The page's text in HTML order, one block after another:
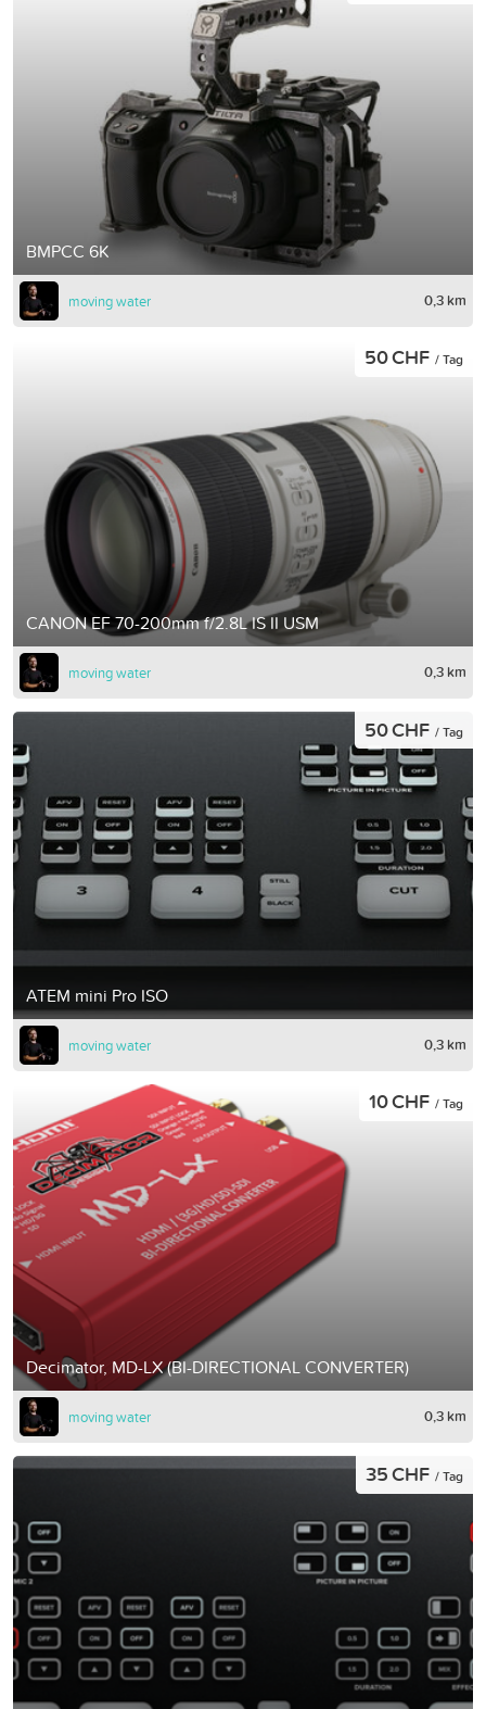
BMPCC 6K
moving water 0,3 km
CANON EF 70-200mm f/2.8L IS II USM
50 CHF / Tag
moving water 0,3 km
ATEM mini Pro ISO
50 CHF / Tag
moving water 0,3 km
Decimator, MD-LX (BI-DIRECTIONAL CONVERTER)
10 CHF / Tag
moving water 0,3 km
35 CHF / Tag